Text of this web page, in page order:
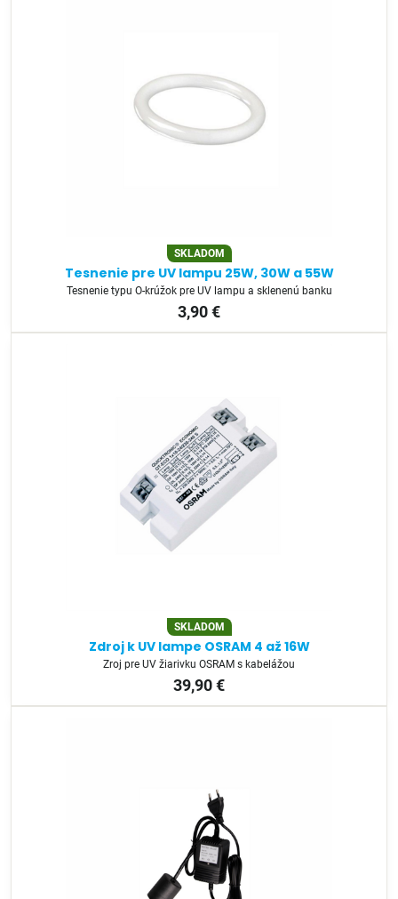
SKLADOM
Tesnenie pre UV lampu 25W, 30W a 55W
Tesnenie typu O-krúžok pre UV lampu a sklenenú banku
3,90 €
SKLADOM
Zdroj k UV lampe OSRAM 4 až 16W
Zroj pre UV žiarivku OSRAM s kabelážou
39,90 €